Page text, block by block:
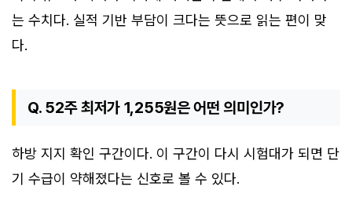
는 수치다. 실적 기반 부담이 크다는 뜻으로 읽는 편이 맞
다.
Q. 52주 최저가 1,255원은 어떤 의미인가?
하방 지지 확인 구간이다. 이 구간이 다시 시험대가 되면 단
기 수급이 약해졌다는 신호로 볼 수 있다.